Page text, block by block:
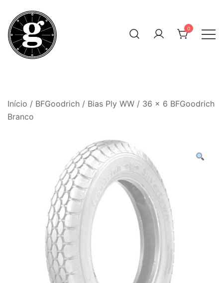
content
0
Início / BFGoodrich / Bias Ply WW / 36 x 6 BFGoodrich
Branco